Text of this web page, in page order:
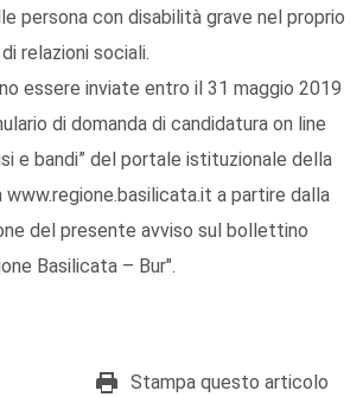
persona con disabilità grave nel proprio
relazioni sociali.
essere inviate entro il 31 maggio 2019
di domanda di candidatura on line
e bandi” del portale istituzionale della
www.regione.basilicata.it a partire dalla
del presente avviso sul bollettino
Basilicata – Bur".
Stampa questo articolo